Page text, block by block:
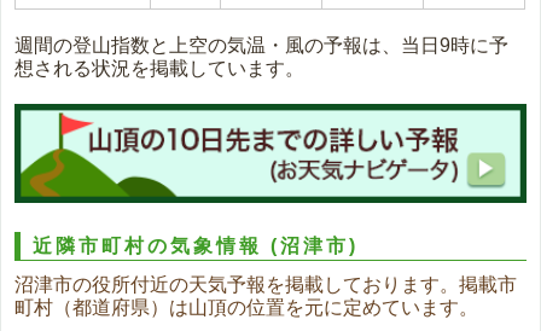
週間の登山指数と上空の気温・風の予報は、当日9時に予
想される状況を掲載しています。
近隣市町村の気象情報(沼津市)
沼津市の役所付近の天気予報を掲載しております。掲載市
町村（都道府県）は山頂の位置を元に定めています。